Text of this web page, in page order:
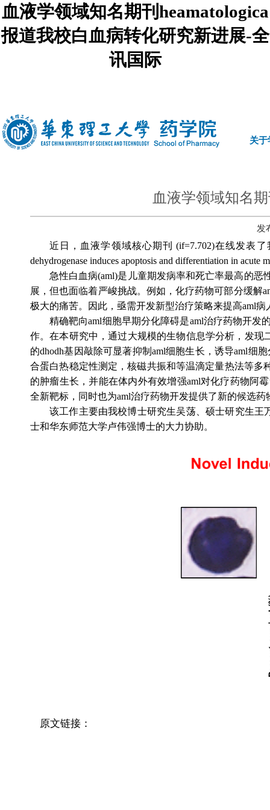
血液学领域知名期刊heamatologica
报道我校白血病转化研究新进展-全
讯国际
关于
血液学领域知名
发
近日，血液学领域核心期刊 (if=7.702)在线发表了
dehydrogenase induces apoptosis and differentiation in acute
急性白血病(aml)是儿童期发病率和死亡率最高的恶
展，但也面临着严峻挑战。例如，化疗药物可部分缓解
极大的痛苦。因此，亟需开发新型治疗策略来提高aml病
精确靶向aml细胞早期分化障碍是aml治疗药物开发
作。在本研究中，通过大规模的生物信息学分析，发现
的dhodh基因敲除可显著抑制 aml细胞生长，诱导aml细胞
合蛋白热稳定性测定，核磁共振和等温滴定量热法等多
的肿瘤生长，并能在体内外有效增强aml对化疗药物阿
全新靶标，同时也为aml治疗药物开发提供了新的候选药
该工作主要由我校博士研究生吴荡、硕士研究生
士和华东师范大学卢伟强博士的大力协助。
原文链接：